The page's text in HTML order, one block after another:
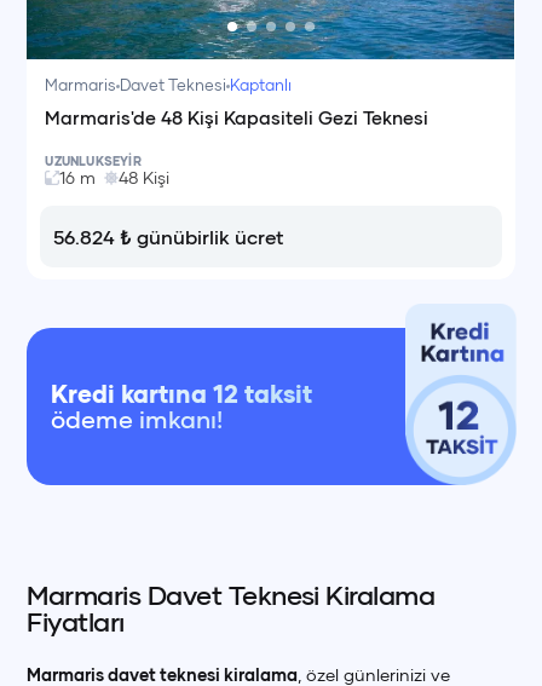
Marmaris Davet Teknesi Kaptanlı
Marmaris'de 48 Kişi Kapasiteli Gezi Teknesi
UZUNLUK
16 m
SEYİR
48 Kişi
56.824 ₺ günübirlik ücret
Kredi kartına 12 taksit
ödeme imkanı!
Marmaris Davet Teknesi Kiralama
Fiyatları
Marmaris davet teknesi kiralama , özel günlerinizi ve